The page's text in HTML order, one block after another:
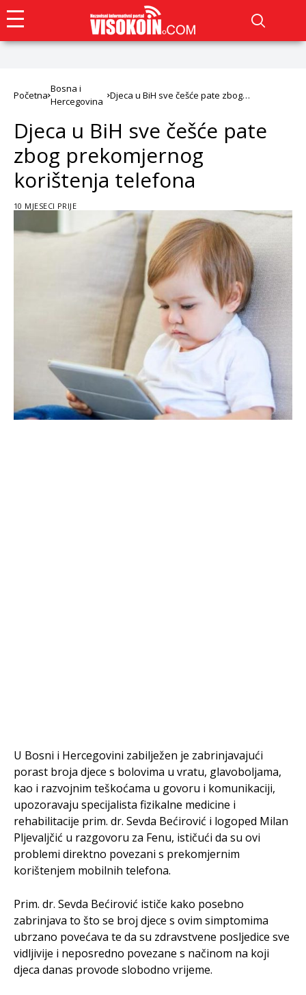
Početna
Bosna i
Hercegovina
Djeca u BiH sve češće pate zbog
Djeca u BiH sve češće pate
zbog prekomjernog
korištenja telefona
10 MJESECI PRIJE
U Bosni i Hercegovini zabilježen je zabrinjavajući
porast broja djece s bolovima u vratu, glavoboljama,
kao i razvojnim teškoćama u govoru i komunikaciji,
upozoravaju specijalista fizikalne medicine i
rehabilitacije prim. dr. Sevda Bećirović i logoped Milan
Pljevaljčić u razgovoru za Fenu, ističući da su ovi
problemi direktno povezani s prekomjernim
korištenjem mobilnih telefona.
Prim. dr. Sevda Bećirović ističe kako posebno
zabrinjava to što se broj djece s ovim simptomima
ubrzano povećava te da su zdravstvene posljedice sve
vidljivije i neposredno povezane s načinom na koji
djeca danas provode slobodno vrijeme.